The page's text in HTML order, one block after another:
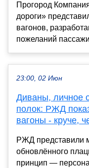
Прогород
дороги»
вагонов,
пожеланий
23:00, 02 Июн
Диваны, личное
полок: РЖД
вагоны - круче,
РЖД представили
обновлённого
принцип —